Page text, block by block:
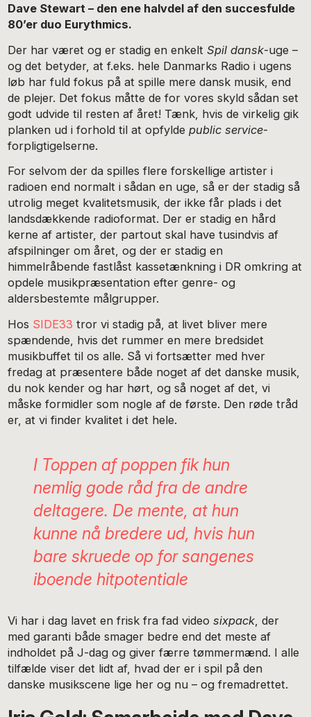
Dave Stewart – den ene halvdel af den succesfulde
80’er duo Eurythmics.
Der har været og er stadig en enkeltSpil dansk-uge –
og det betyder, at f.eks. hele Danmarks Radio i ugens
løb har fuld fokus på at spille mere dansk musik, end
de plejer. Det fokus måtte de for vores skyld sådan set
godt udvide til resten af året! Tænk, hvis de virkelig gik
planken ud i forhold til at opfyldepublic service-
forpligtigelserne.
For selvom der da spilles flere forskellige artister i
radioen end normalt i sådan en uge, så er der stadig så
utrolig meget kvalitetsmusik, der ikke får plads i det
landsdækkende radioformat. Der er stadig en hård
kerne af artister, der partout skal have tusindvis af
afspilninger om året, og der er stadig en
himmelråbende fastlåst kassetænkning i DR omkring at
opdele musikpræsentation efter genre- og
aldersbestemte målgrupper.
Hos SIDE33 tror vi stadig på, at livet bliver mere
spændende, hvis det rummer en mere bredsidet
musikbuffet til os alle. Så vi fortsætter med hver
fredag at præsentere både noget af det danske musik,
du nok kender og har hørt, og så noget af det, vi
måske formidler som nogle af de første. Den røde tråd
er, at vi finder kvalitet i det hele.
I Toppen af poppen fik hun
nemlig gode råd fra de andre
deltagere. De mente, at hun
kunne nå bredere ud, hvis hun
bare skruede op for sangenes
iboende hitpotentiale
Vi har i dag lavet en frisk fra fad videosixpack, der
med garanti både smager bedre end det meste af
indholdet på J-dag og giver færre tømmermænd. I alle
tilfælde viser det lidt af, hvad der er i spil på den
danske musikscene lige her og nu – og fremadrettet.